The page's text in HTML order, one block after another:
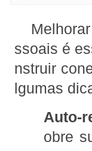
ssoais é
nstruir
lgumas
Auto-
obre